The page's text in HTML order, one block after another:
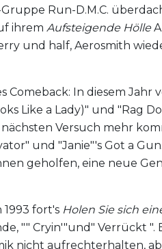
Run-D.M.C.
ihrem Aufsteigende Hölle
und half, Aerosmith
Comeback: In diesem
Like a Lady)" und "Rag
Versuch mehr
und "Janie"'s Got a
geholfen, eine neue
1993 fort's Holen Sie sich
"" Cryin'"und" Verrückt ".
nicht aufrechterhalten,